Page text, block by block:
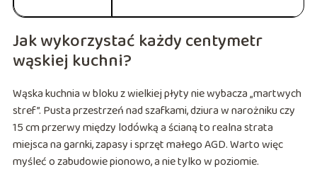
Jak wykorzystać każdy centymetr
wąskiej kuchni?
Wąska kuchnia w bloku z wielkiej płyty nie wybacza „martwych
stref”. Pusta przestrzeń nad szafkami, dziura w narożniku czy
15 cm przerwy między lodówką a ścianą to realna strata
miejsca na garnki, zapasy i sprzęt małego AGD. Warto więc
myśleć o zabudowie pionowo, a nie tylko w poziomie.